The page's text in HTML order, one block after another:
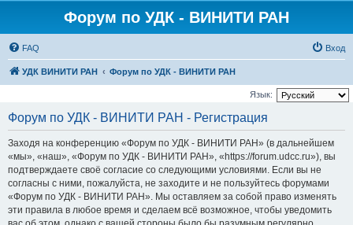
Форум по УДК - ВИНИТИ РАН
FAQ Вход
УДК ВИНИТИ РАН Форум по УДК - ВИНИТИ РАН
Язык:
Форум по УДК - ВИНИТИ РАН - Регистрация
Заходя на конференцию «Форум по УДК - ВИНИТИ РАН» (в дальнейшем
«мы», «наш», «Форум по УДК - ВИНИТИ РАН», «https://forum.udcc.ru»), вы
подтверждаете своё согласие со следующими условиями. Если вы не
согласны с ними, пожалуйста, не заходите и не пользуйтесь форумами
«Форум по УДК - ВИНИТИ РАН». Мы оставляем за собой право изменять
эти правила в любое время и сделаем всё возможное, чтобы уведомить